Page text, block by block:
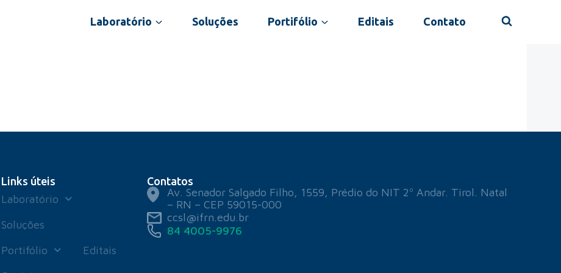
Laboratório Soluções Portifólio Editais Contato
Links úteis
Laboratório
Soluções
Portifólio
Editais
Contatos
Av. Senador Salgado Filho, 1559, Prédio do NIT 2º Andar. Tirol. Natal
– RN – CEP 59015-000
ccsl@ifrn.edu.br
84 4005-9976